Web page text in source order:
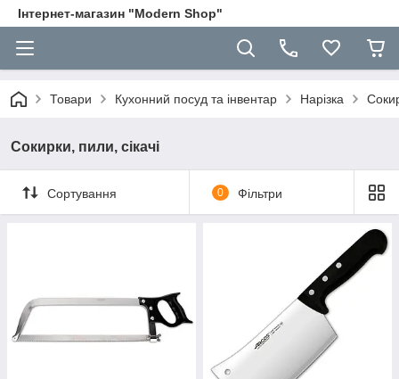
Інтернет-магазин "Modern Shop"
Товари Кухонний посуд та інвентар Нарізка
Сокирки, пили, сікачі
Сортування 0 Фільтри